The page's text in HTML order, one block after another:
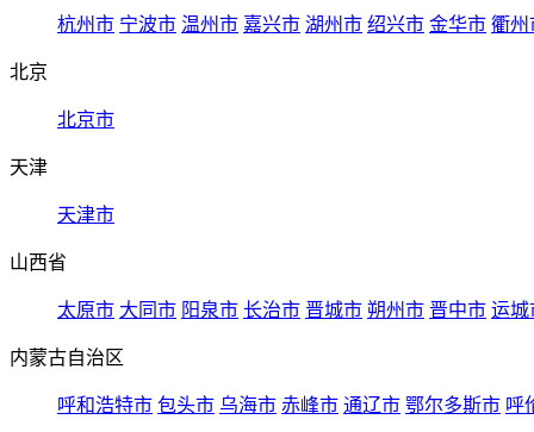
杭州市 宁波市 温州市 嘉兴市 湖州市 绍兴市 金华市 衢州
北京
北京市
天津
天津市
山西省
太原市 大同市 阳泉市 长治市 晋城市 朔州市 晋中市 运城
内蒙古自治区
呼和浩特市 包头市 乌海市 赤峰市 通辽市 鄂尔多斯市 呼